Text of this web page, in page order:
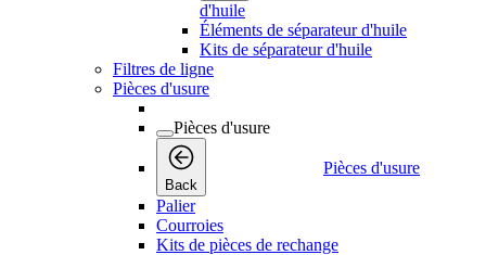
d'huile
Éléments de séparateur d'huile
Kits de séparateur d'huile
Filtres de ligne
Pièces d'usure
Pièces d'usure
Back
Pièces d'usure
Palier
Courroies
Kits de pièces de rechange